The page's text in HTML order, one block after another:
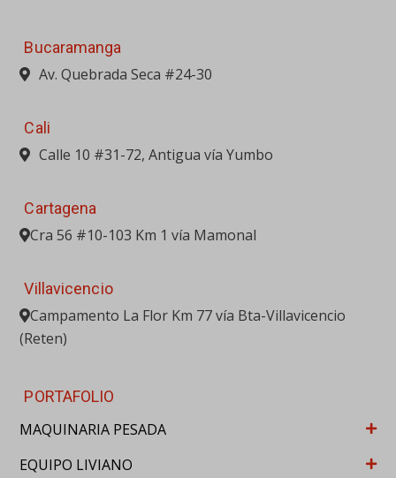
Bucaramanga
Av. Quebrada Seca #24-30
Cali
Calle 10 #31-72, Antigua vía Yumbo
Cartagena
Cra 56 #10-103 Km 1 vía Mamonal
Villavicencio
Campamento La Flor Km 77 vía Bta-Villavicencio
(Reten)
PORTAFOLIO
MAQUINARIA PESADA
EQUIPO LIVIANO